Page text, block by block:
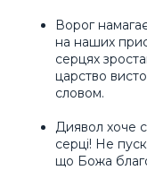
Ворог
на наших
серцях
царство
словом.
Диявол хоче
серці! Не
що Божа